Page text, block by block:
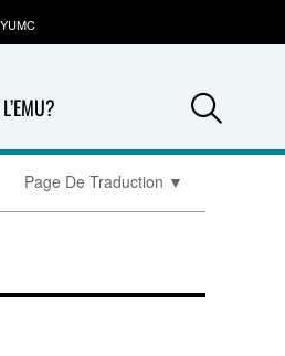
Page De Traduction ▼